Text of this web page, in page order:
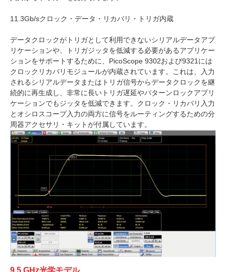
11.3Gb/sクロック・データ・リカバリ・トリガ内蔵
データクロックがトリガとして利用できないシリアルデータアプ
リケーションや、トリガジッタを低減する必要があるアプリケー
ションをサポートするために、PicoScope 9302および9321には
クロックリカバリモジュールが内蔵されています。これは、入力
されるシリアルデータまたはトリガ信号からデータクロックを継
続的に再生成し、非常に長いトリガ遅延やパターンロックアプリ
ケーションでもジッタを低減できます。クロック・リカバリ入力
とオシロスコープ入力の両方に信号をルーティングするための分
周器アクセサリ・キットが付属しています。